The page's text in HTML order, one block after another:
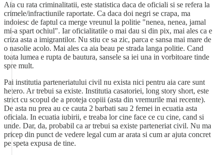
Aia cu rata criminalitatii, este statistica daca de oficiali si se refera la
crimele/infractiunile raportate. Ca daca doi negri se crapa, ma
indoiesc de faptul ca merge vreunul la politie "nenea, nenea, jamal
mi-a spart ochiul". Iar oficialitatile o mai dau si din pix, mai ales ca e
criza asta a imigrantilor. Nu stiu ce sa zic, parca e sansa mai mare de
o nasolie acolo. Mai ales ca aia beau pe strada langa politie. Cand
toata lumea e rupta de bautura, sansele sa iei una in vorbitoare tinde
spre mult.
Pai institutia parteneriatului civil nu exista nici pentru aia care sunt
hetero. Ar trebui sa existe. Institutia casatoriei, long story short, este
strict cu scopul de a proteja copiii (asta din vremurile mai recente).
De asta nu prea au ce cauta 2 barbati sau 2 femei in ecuatia asta
oficiala. In ecuatia iubirii, e treaba lor cine face ce cu cine, cand si
unde. Dar, da, probabil ca ar trebui sa existe parteneriat civil. Nu ma
pricep din punct de vedere legal cum ar arata si cum ar ajuta concret
pe speta expusa de tine.